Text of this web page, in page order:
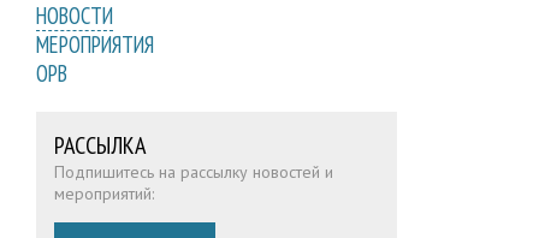
НОВОСТИ
МЕРОПРИЯТИЯ
ОРВ
РАССЫЛКА
Подпишитесь на рассылку новостей и
мероприятий: